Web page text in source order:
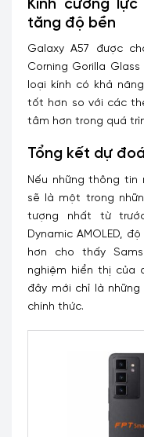
Kính cường lực
tăng độ bền
Galaxy A57 được
Corning Gorilla
loại kính có khả
tốt hơn so với các
tâm hơn trong quá
Tổng kết dự
Nếu những thông tin
sẽ là một trong
tượng nhất từ
Dynamic AMOLED,
hơn cho thấy
nghiệm hiển thị của
đây mới chỉ là
chính thức.